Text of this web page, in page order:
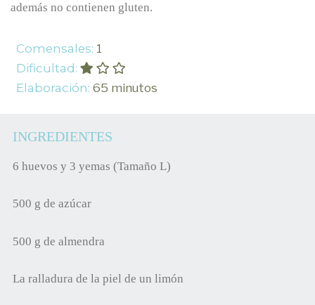
además no contienen gluten.
Comensales: 1
Dificultad:
Elaboración: 65 minutos
INGREDIENTES
6 huevos y 3 yemas (Tamaño L)
500 g de azúcar
500 g de almendra
La ralladura de la piel de un limón